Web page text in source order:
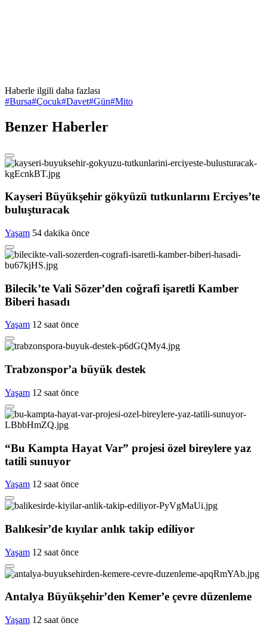
Haberle ilgili daha fazlası
#Bursa#Çocuk#Davet#Gün#Mito
Benzer Haberler
Kayseri Büyükşehir gökyüzü tutkunlarını Erciyes’te
buluşturacak
Yaşam 54 dakika önce
Bilecik’te Vali Sözer’den coğrafi işaretli Kamber
Biberi hasadı
Yaşam 12 saat önce
Trabzonspor’a büyük destek
Yaşam 12 saat önce
“Bu Kampta Hayat Var” projesi özel bireylere yaz
tatili sunuyor
Yaşam 12 saat önce
Balıkesir’de kıyılar anlık takip ediliyor
Yaşam 12 saat önce
Antalya Büyükşehir’den Kemer’e çevre düzenleme
Yaşam 12 saat önce